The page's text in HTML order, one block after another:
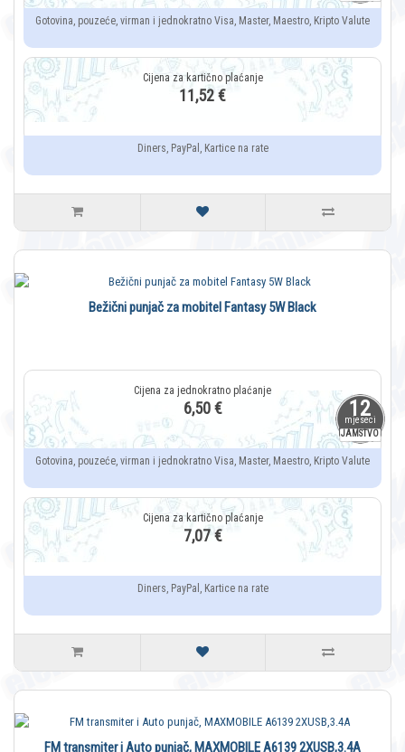
Gotovina, pouzeće, virman i jednokratno Visa, Master, Maestro, Kripto Valute
11,52 €
Diners, PayPal, Kartice na rate
12
mjeseci
JAMSTVO
Bežični punjač za mobitel Fantasy 5W Black
6,50 €
Gotovina, pouzeće, virman i jednokratno Visa, Master, Maestro, Kripto Valute
7,07 €
Diners, PayPal, Kartice na rate
FM transmiter i Auto punjač, MAXMOBILE A6139 2XUSB,3.4A